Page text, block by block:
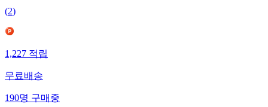
(2)
1,227 적립
무료배송
190명 구매중